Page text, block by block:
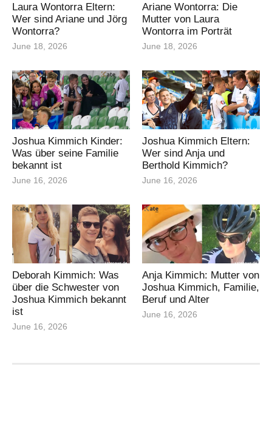
Laura Wontorra Eltern:
Wer sind Ariane und Jörg
Wontorra?
June 18, 2026
Ariane Wontorra: Die
Mutter von Laura
Wontorra im Porträt
June 18, 2026
Joshua Kimmich Kinder:
Was über seine Familie
bekannt ist
June 16, 2026
Joshua Kimmich Eltern:
Wer sind Anja und
Berthold Kimmich?
June 16, 2026
Deborah Kimmich: Was
über die Schwester von
Joshua Kimmich bekannt
ist
June 16, 2026
Anja Kimmich: Mutter von
Joshua Kimmich, Familie,
Beruf und Alter
June 16, 2026